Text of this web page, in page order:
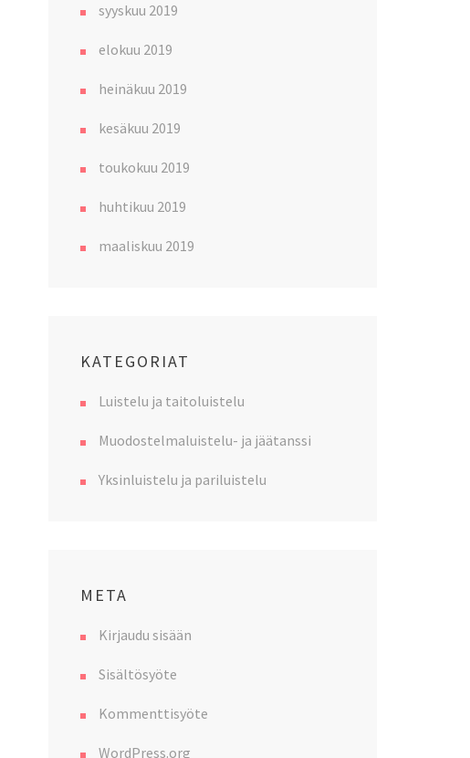
syyskuu 2019
elokuu 2019
heinäkuu 2019
kesäkuu 2019
toukokuu 2019
huhtikuu 2019
maaliskuu 2019
KATEGORIAT
Luistelu ja taitoluistelu
Muodostelmaluistelu- ja jäätanssi
Yksinluistelu ja pariluistelu
META
Kirjaudu sisään
Sisältösyöte
Kommenttisyöte
WordPress.org